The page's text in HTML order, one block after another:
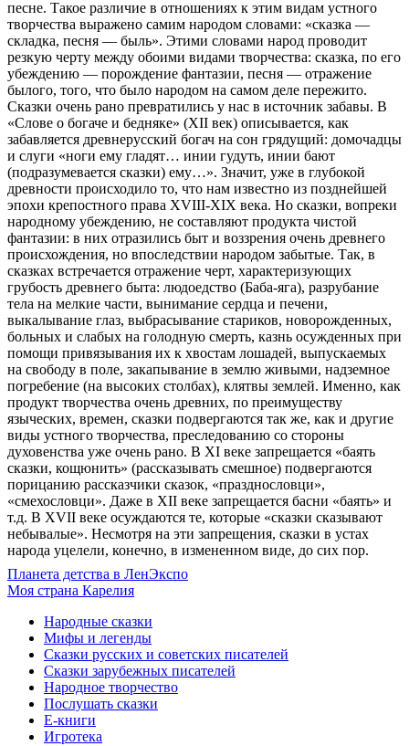
песне. Такое различие в отношениях к этим видам устного
творчества выражено самим народом словами: «сказка —
складка, песня — быль». Этими словами народ проводит
резкую черту между обоими видами творчества: сказка, по его
убеждению — порождение фантазии, песня — отражение
былого, того, что было народом на самом деле пережито.
Сказки очень рано превратились у нас в источник забавы. В
«Cлове о богаче и бедняке» (XII век) описывается, как
забавляется древнерусский богач на сон грядущий: домочадцы
и слуги «ноги ему гладят… инии гудуть, инии бают
(подразумевается сказки) ему…». Значит, уже в глубокой
древности происходило то, что нам известно из позднейшей
эпохи крепостного права XVIII-XIX века. Но сказки, вопреки
народному убеждению, не составляют продукта чистой
фантазии: в них отразились быт и воззрения очень древнего
происхождения, но впоследствии народом забытые. Так, в
сказках встречается отражение черт, характеризующих
грубость древнего быта: людоедство (Баба-яга), разрубание
тела на мелкие части, вынимание сердца и печени,
выкалывание глаз, выбрасывание стариков, новорожденных,
больных и слабых на голодную смерть, казнь осужденных при
помощи привязывания их к хвостам лошадей, выпускаемых
на свободу в поле, закапывание в землю живыми, надземное
погребение (на высоких столбах), клятвы землей. Именно, как
продукт творчества очень древних, по преимуществу
языческих, времен, сказки подвергаются так же, как и другие
виды устного творчества, преследованию со стороны
духовенства уже очень рано. В XI веке запрещается «баять
сказки, кощюнить» (рассказывать смешное) подвергаются
порицанию рассказчики сказок, «празднословци»,
«смехословци». Даже в XII веке запрещается басни «баять» и
т.д. В XVII веке осуждаются те, которые «сказки сказывают
небывалые». Несмотря на эти запрещения, сказки в устах
народа уцелели, конечно, в измененном виде, до сих пор.
Планета детства в ЛенЭкспо
Моя страна Карелия
Народные сказки
Мифы и легенды
Сказки русских и советских писателей
Сказки зарубежных писателей
Народное творчество
Послушать сказки
Е-книги
Игротека